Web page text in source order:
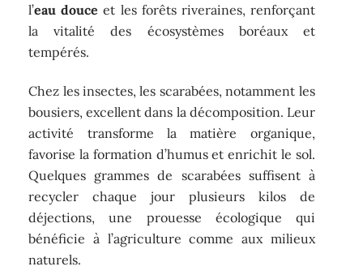
l’eau douce et les forêts riveraines, renforçant
la vitalité des écosystèmes boréaux et
tempérés.
Chez les insectes, les scarabées, notamment les
bousiers, excellent dans la décomposition. Leur
activité transforme la matière organique,
favorise la formation d’humus et enrichit le sol.
Quelques grammes de scarabées suffisent à
recycler chaque jour plusieurs kilos de
déjections, une prouesse écologique qui
bénéficie à l’agriculture comme aux milieux
naturels.